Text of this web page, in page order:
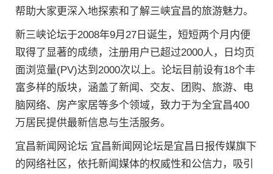
帮助大家更深入地探索和了解三峡宜昌的旅游魅力。
新三峡论坛于2008年9月27日诞生，短短两个月内便
取得了显著的成绩，注册用户已超过2000人，日均页
面浏览量(PV)达到2000次以上。论坛目前设有18个丰
富多样的版块，涵盖了新闻、交友、团购、旅游、电
脑网络、房产家居等多个领域，致力于为全宜昌400
万居民提供最新信息与生活服务。
宜昌新闻网论坛 宜昌新闻网论坛是宜昌日报传媒旗下
的网络社区，依托新闻媒体的权威性和公信力，吸引